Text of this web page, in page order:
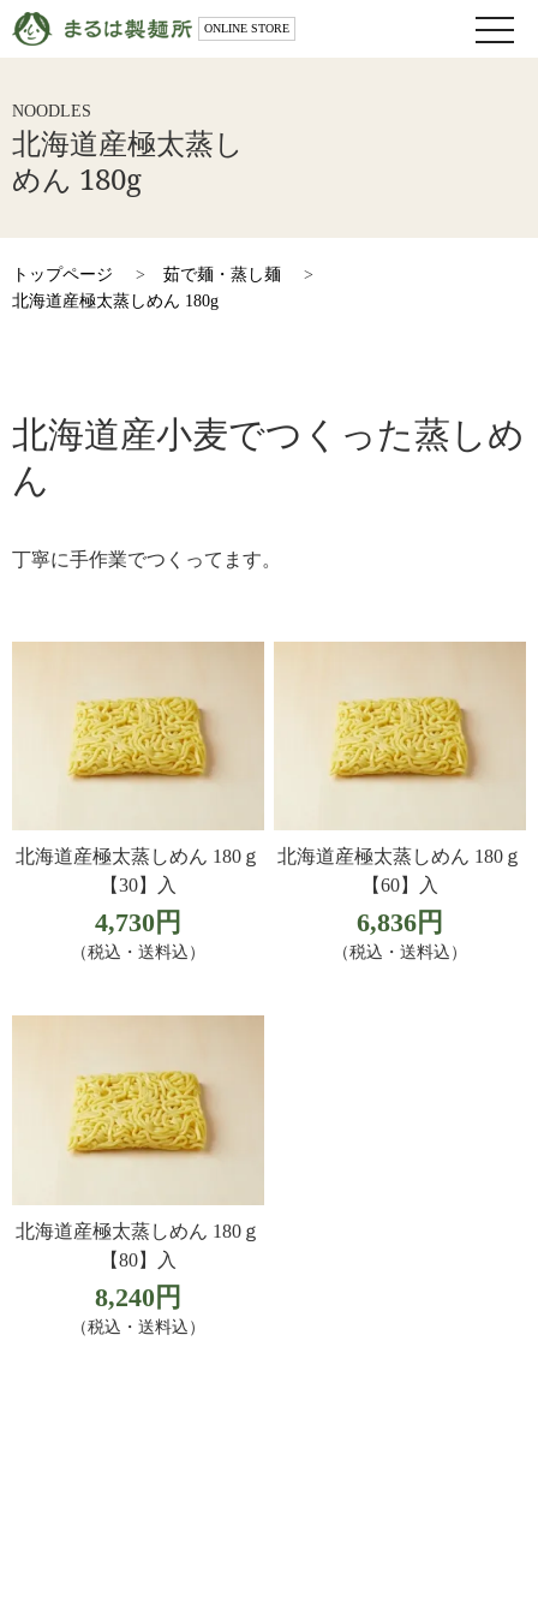
ONLINE STORE
toggle
NOODLES
北海道産極太蒸し
めん 180g
トップページ > 茹で麺・蒸し麺
>
北海道産極太蒸しめん 180g
北海道産小麦でつくった蒸しめ
ん
丁寧に手作業でつくってます。
北海道産極太蒸しめん 180ｇ
【30】入
4,730円
（税込・送料込）
北海道産極太蒸しめん 180ｇ
【60】入
6,836円
（税込・送料込）
北海道産極太蒸しめん 180ｇ
【80】入
8,240円
（税込・送料込）